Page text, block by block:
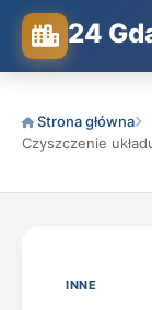
24
Strona główna
Czyszczenie
INNE